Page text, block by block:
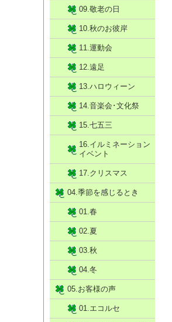
09.敬老の日
10.秋のお彼岸
11.運動会
12.遠足
13.ハロウィーン
14.音楽会･文化祭
15.七五三
16.イルミネーション
イベント
17.クリスマス
04.季節を感じるとき
01.春
02.夏
03.秋
04.冬
05.お客様の声
01.エコルセ